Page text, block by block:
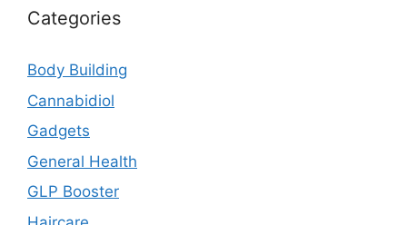
Categories
Body Building
Cannabidiol
Gadgets
General Health
GLP Booster